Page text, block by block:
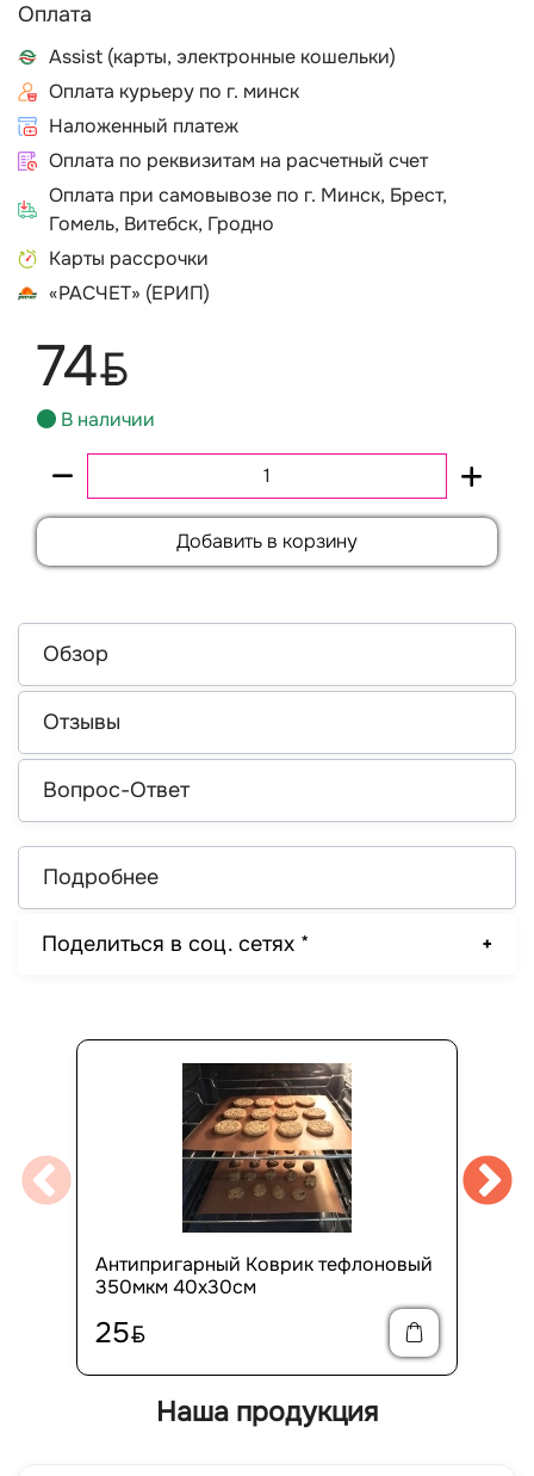
Оплата
Assist (карты, электронные кошельки)
Оплата курьеру по г. минск
Наложенный платеж
Оплата по реквизитам на расчетный счет
Оплата при самовывозе по г. Минск, Брест,
Гомель, Витебск, Гродно
Карты рассрочки
«РАСЧЕТ» (ЕРИП)
74BYN
В наличии
Добавить в корзину
Обзор
Отзывы
Вопрос-Ответ
Подробнее
Поделиться в соц. сетях *
Антипригарный Коврик тефлоновый
350мкм 40х30см
25BYN
Наша продукция